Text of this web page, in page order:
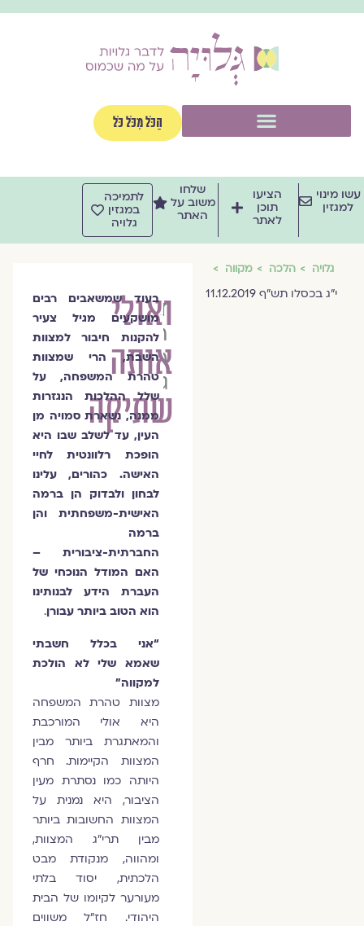
הַכֹּל מִכֹּל כֹּל
מינוי
למגזין
הציעו
תוכן
לאתר
שלחו
משוב על
האתר
לתמיכה
במגזין
גלויה
גלויה הלכה מקווה
י"ג בכסלו תש"ף 11.12.2019
ואולי
אותה
שתיקה
ד״ר
חגית
רודריגז
גארסיא
בעוד שמשאבים רבים
מושקעים מגיל צעיר
להקנות חיבור למצוות
השבת, הרי שמצוות
טהרת המשפחה, על
שלל ההלכות הנגזרות
ממנה, נשארת סמויה מן
העין, עד לשלב שבו היא
הופכת רלוונטית לחיי
האישה. כהורים, עלינו
לבחון ולבדוק הן ברמה
האישית-משפחתית והן
ברמה
החברתית-ציבורית –
האם המודל הנוכחי של
העברת הידע לבנותינו
הוא הטוב ביותר עבורן.
“אני בכלל חשבתי
שאמא שלי לא הולכת
למקווה”
מצוות טהרת המשפחה
היא אולי המורכבת
והמאתגרת ביותר מבין
המצוות הקיימות. חרף
היותה כמו נסתרת מעין
הציבור, היא נמנית על
המצוות החשובות ביותר
מבין תרי”ג המצוות,
ומהווה, מנקודת מבט
הלכתית, יסוד בלתי
מעורער לקיומו של הבית
היהודי. חז”ל משווים